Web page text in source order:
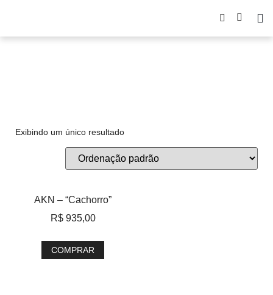
Exibindo um único resultado
AKN – “Cachorro”
R$935,00
COMPRAR